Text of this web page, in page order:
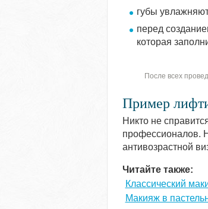
губы
перед
которая
После всех
Пример
Никто не
профессионалов.
антивозрастной
Читайте также:
Классический
Макияж в